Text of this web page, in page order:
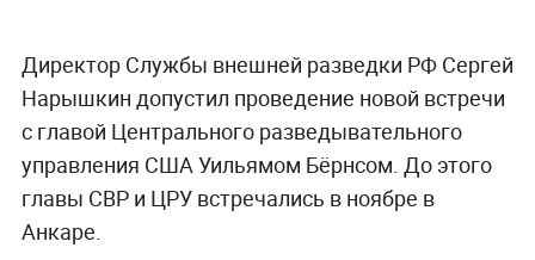
Директор Службы внешней разведки РФ Сергей
Нарышкин допустил проведение новой встречи
с главой Центрального разведывательного
управления США Уильямом Бёрнсом. До этого
главы СВР и ЦРУ встречались в ноябре в
Анкаре.